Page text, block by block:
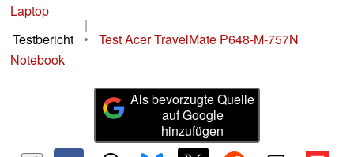
Laptop
|
Testbericht
•
Test Acer TravelMate P648-M-757N
Notebook
Als bevorzugte Quelle
auf Google
hinzufügen